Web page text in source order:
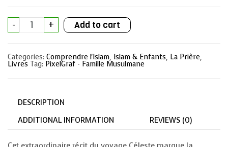
- La
Prière
du
quantity
+ Add to cart
Categories: Comprendre l'Islam, Islam & Enfants, La Prière,
Livres Tag: PixelGraf - Famille Musulmane
DESCRIPTION
ADDITIONAL INFORMATION
REVIEWS (0)